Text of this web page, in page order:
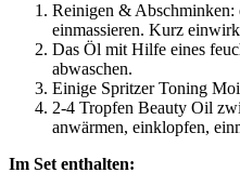
Reinigen &
einmassieren. Kurz
Das Öl mit Hilfe eines
abwaschen.
Einige Spritzer Toning
2-4 Tropfen Beauty Oil
anwärmen, einklopfen,
Im Set enthalten: